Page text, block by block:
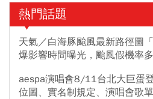
熱門話題
天氣／白海豚颱風最新路徑圖
爆影響時間曝光，颱風假機率
aespa演唱會8/11台北大巨蛋
位圖、實名制規定、演唱會歌